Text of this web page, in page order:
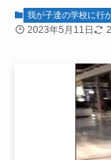
我が子達の学校に行
2023年5月11日